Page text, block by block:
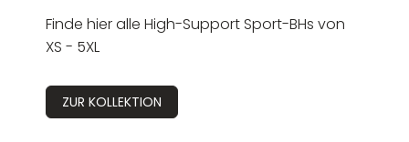
Finde hier alle High-Support Sport-BHs von
XS - 5XL
ZUR KOLLEKTION